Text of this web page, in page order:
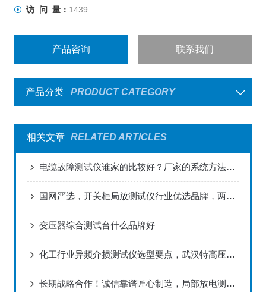
访 问 量： 1439
产品咨询 联系我们
产品分类 PRODUCT CATEGORY
相关文章 RELATED ARTICLES
电缆故障测试仪谁家的比较好？厂家的系统方法与抢修效率提升路径
国网严选，开关柜局放测试仪行业优选品牌，两大厂家优势解析
变压器综合测试台什么品牌好
化工行业异频介损测试仪选型要点，武汉特高压电力科技帮你选对设备​
长期战略合作！诚信靠谱匠心制造，局部放电测试仪认准武汉特高压电力科技